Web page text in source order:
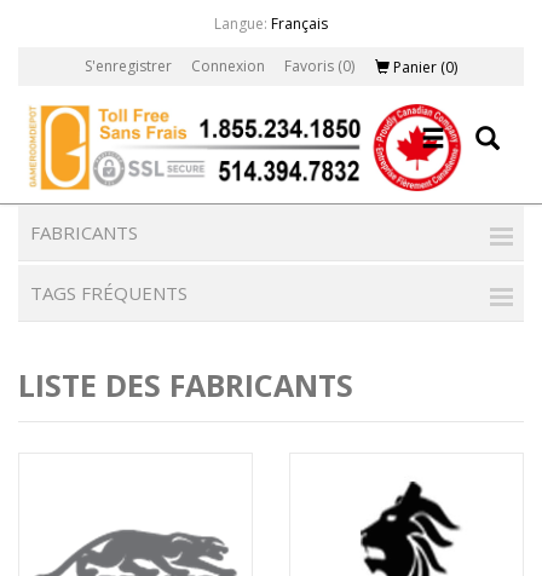
Langue: Français
S'enregistrer Connexion Favoris (0) Panier (0)
FABRICANTS
TAGS FRÉQUENTS
LISTE DES FABRICANTS